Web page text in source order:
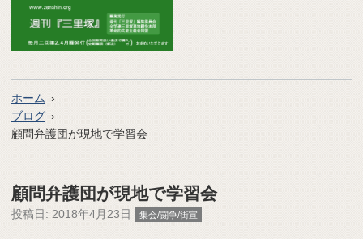
ホーム
ブログ
顧問弁護団が現地で学習会
顧問弁護団が現地で学習会
投稿日: 2018年4月23日 集会/闘争/街宣